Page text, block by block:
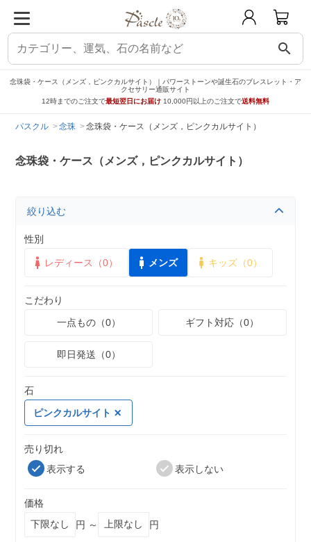
search
念珠袋・ケース（メンズ，ピンクカルサイト）｜パワーストーンや誕生石のブレスレット・ア
クセサリー通販サイト
12時までのご注文で最短翌日にお届け 10,000円以上のご注文で送料無料
パスクル 念珠 念珠袋・ケース（メンズ，ピンクカルサイト）
念珠袋・ケース（メンズ，ピンクカルサイト）
絞り込む
性別
レディース（0） メンズ キッズ（0）
こだわり
一点もの（0）
ギフト対応（0）
即日発送（0）
石
ピンクカルサイト
売り切れ
表示する
表示しない
価格
円 ～
円